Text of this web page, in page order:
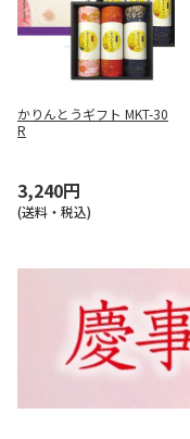
かりんとうギフト MKT-30
R
3,240円
(送料・税込)